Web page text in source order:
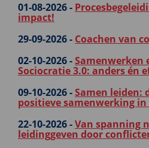
01-08-2026 -
impact!
29-09-2026 - Coachen van
02-10-2026 -Samenwerken
Sociocratie 3.0: anders én
09-10-2026 -Samen leiden:
positieve samenwerking in
22-10-2026 -Van spanning
leidinggeven door